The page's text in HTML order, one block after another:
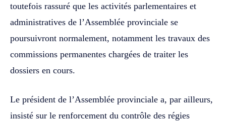
toutefois rassuré que les activités parlementaires et
administratives de l’Assemblée provinciale se
poursuivront normalement, notamment les travaux des
commissions permanentes chargées de traiter les
dossiers en cours.
Le président de l’Assemblée provinciale a, par ailleurs,
insisté sur le renforcement du contrôle des régies